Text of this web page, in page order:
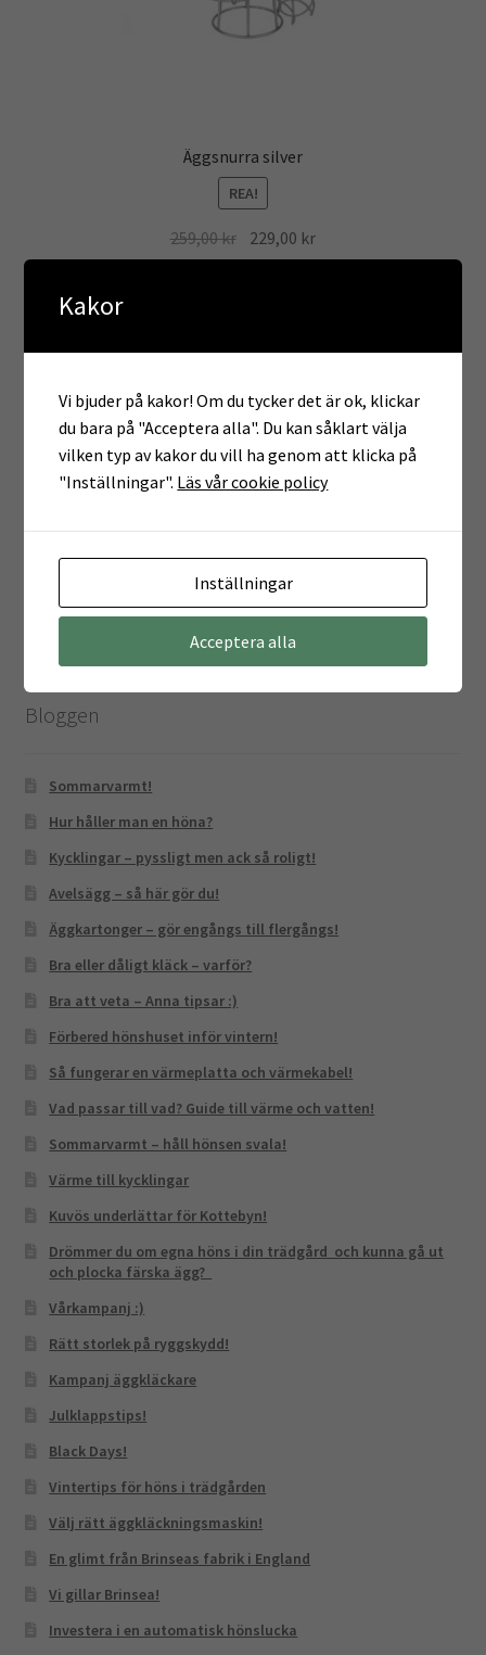
Äggsnurra silver
REA!
259,00kr Det
ursprungliga
229,00 krDet
nuvarande
avelsägg guide Hönsgård hönshus
Kycklingar
vattenautomat värme Äggkläckare
Bloggen
Sommarvarmt!
Hur håller man en höna?
Kycklingar – pyssligt men ack så roligt!
Avelsägg – så här gör du!
Äggkartonger – gör engångs till flergångs!
Bra eller dåligt kläck – varför?
Bra att veta – Anna tipsar :)
Förbered hönshuset inför vintern!
Så fungerar en värmeplatta och värmekabel!
Vad passar till vad? Guide till värme och vatten!
Sommarvarmt – håll hönsen svala!
Värme till kycklingar
Kuvös underlättar för Kottebyn!
Drömmer du om egna höns i din trädgård och kunna gå ut
och plocka färska ägg?
Vårkampanj :)
Rätt storlek på ryggskydd!
Kampanj äggkläckare
Julklappstips!
Black Days!
Vintertips för höns i trädgården
Välj rätt äggkläckningsmaskin!
En glimt från Brinseas fabrik i England
Vi gillar Brinsea!
Investera i en automatisk hönslucka
Kakor
Vi bjuder på kakor! Om du tycker det är ok, klickar
du bara på "Acceptera alla". Du kan såklart välja
vilken typ av kakor du vill ha genom att klicka på
"Inställningar". Läs vår cookie policy
Inställningar
Acceptera alla